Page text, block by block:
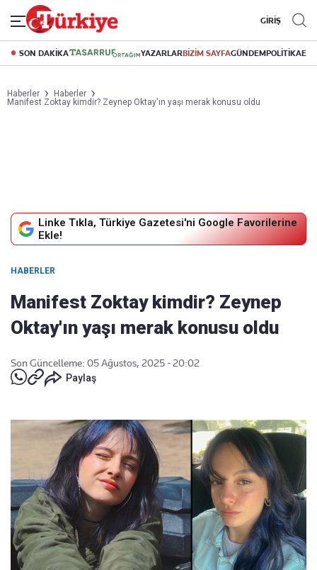
GİRİŞ
SON DAKİKA YAZARLARBİZİM SAYFAGÜNDEMPOLİTİKA
Haberler
Haberler
Manifest Zoktay kimdir? Zeynep Oktay'ın yaşı merak konusu oldu
Linke Tıkla, Türkiye Gazetesi'ni Google Favorilerine
Ekle!
HABERLER
Manifest Zoktay kimdir? Zeynep
Oktay'ın yaşı merak konusu oldu
Son Güncelleme: 05 Ağustos, 2025 - 20:02
Paylaş